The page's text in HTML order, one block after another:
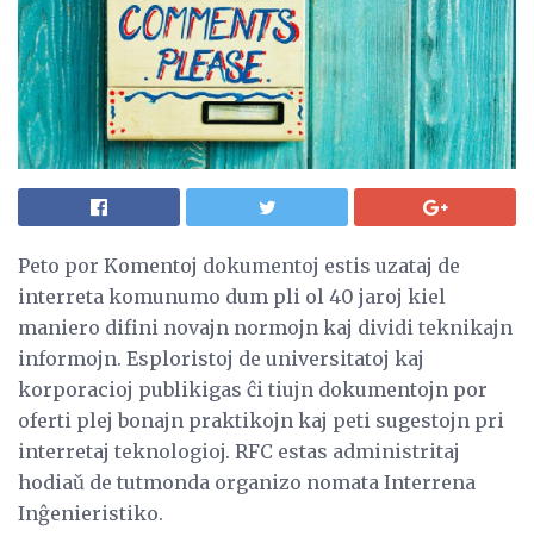
Peto por Komentoj dokumentoj estis uzataj de
interreta komunumo dum pli ol 40 jaroj kiel
maniero difini novajn normojn kaj dividi teknikajn
informojn. Esploristoj de universitatoj kaj
korporacioj publikigas ĉi tiujn dokumentojn por
oferti plej bonajn praktikojn kaj peti sugestojn pri
interretaj teknologioj. RFC estas administritaj
hodiaŭ de tutmonda organizo nomata Interrena
Inĝenieristiko.